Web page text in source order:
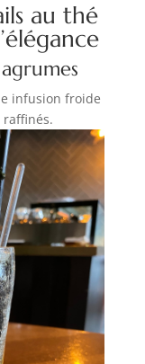
au thé
infusion froide